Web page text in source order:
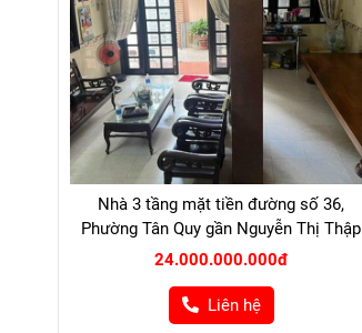
Nhà 3 tầng mặt tiền đường số 36,
Phường Tân Quy gần Nguyễn Thị Thập
24.000.000.000đ
Liên hệ